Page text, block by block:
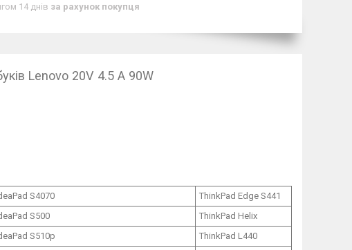
14 днів за рахунок покупця
Lenovo 20V 4.5 A 90W
S4070
ThinkPad Edge S441
S500
ThinkPad Helix
S510p
ThinkPad L440